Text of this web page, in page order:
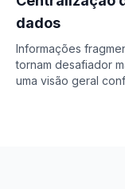
dados
Informações
tornam desafiador
uma visão geral